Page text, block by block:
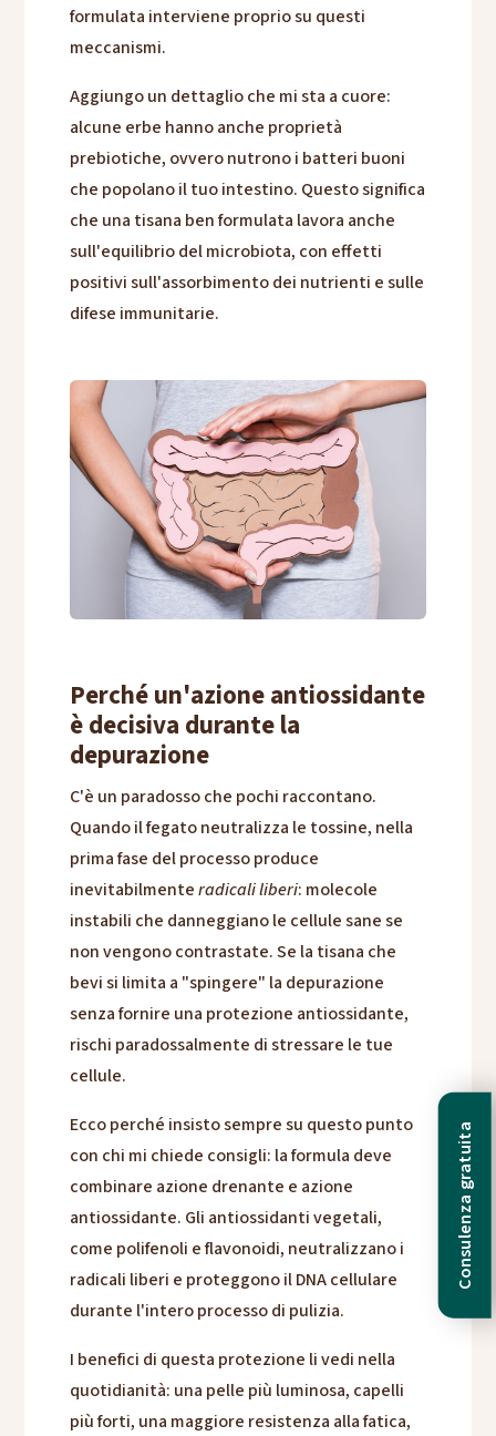
formulata interviene proprio su questi
meccanismi.
Aggiungo un dettaglio che mi sta a cuore:
alcune erbe hanno anche proprietà
prebiotiche, ovvero nutrono i batteri buoni
che popolano il tuo intestino. Questo significa
che una tisana ben formulata lavora anche
sull'equilibrio del microbiota, con effetti
positivi sull'assorbimento dei nutrienti e sulle
difese immunitarie.
Perché un'azione antiossidante
è decisiva durante la
depurazione
C'è un paradosso che pochi raccontano.
Quando il fegato neutralizza le tossine, nella
prima fase del processo produce
inevitabilmenteradicali liberi: molecole
instabili che danneggiano le cellule sane se
non vengono contrastate. Se la tisana che
bevi si limita a "spingere" la depurazione
senza fornire una protezione antiossidante,
rischi paradossalmente di stressare le tue
cellule.
Ecco perché insisto sempre su questo punto
con chi mi chiede consigli: la formula deve
combinare azione drenante e azione
antiossidante. Gli antiossidanti vegetali,
come polifenoli e flavonoidi, neutralizzano i
radicali liberi e proteggono il DNA cellulare
durante l'intero processo di pulizia.
I benefici di questa protezione li vedi nella
quotidianità: una pelle più luminosa, capelli
più forti, una maggiore resistenza alla fatica,
Consulenza gratuita